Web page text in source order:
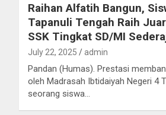
Raihan Alfatih Bangun,
Tapanuli Tengah Raih
SSK Tingkat SD/MI
July 22, 2025 admin
Pandan (Humas). Prestasi
oleh Madrasah Ibtidaiyah Negeri 4
seorang siswa…